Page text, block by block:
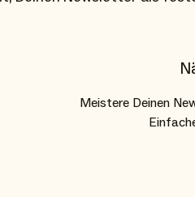
Meistere Deinen